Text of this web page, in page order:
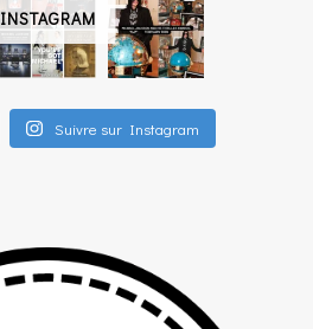
INSTAGRAM
Suivre sur Instagram